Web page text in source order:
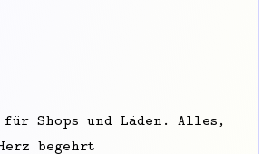
Shops und Läden. Alles,
begehrt